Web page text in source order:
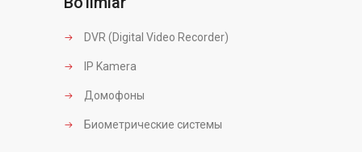
DVR (Digital Video Recorder)
IP Kamera
Домофоны
Биометрические системы